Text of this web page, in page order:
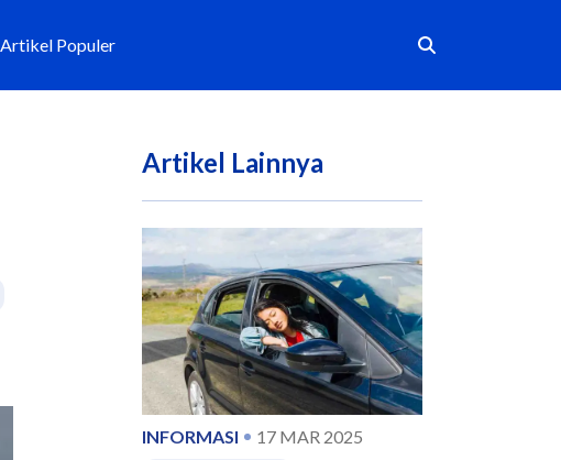
Artikel Populer
Artikel Lainnya
INFORMASI 17 MAR 2025